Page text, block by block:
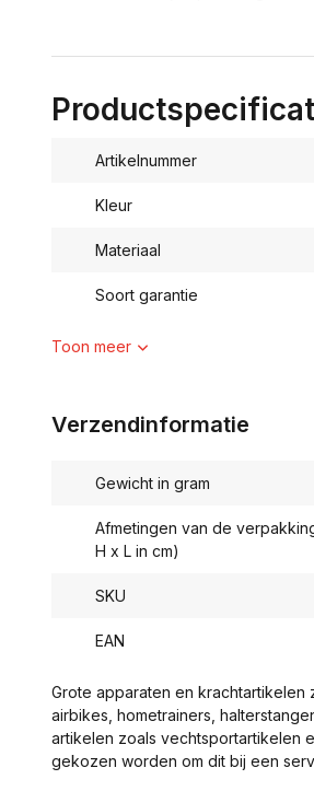
Artikelnummer
Kleur
Materiaal
Soort garantie
Toon meer
Verzendinformatie
Gewicht in gram
Afmetingen van de
H x L in cm)
SKU
EAN
Grote apparaten en krachtartikelen
airbikes, hometrainers,
artikelen zoals vechtsportartikelen
gekozen worden om dit bij een